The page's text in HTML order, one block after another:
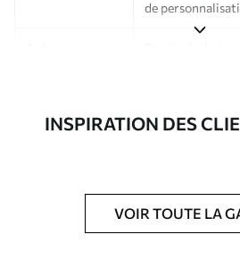
de
Finition Semi-mate
Vernis
INSPIRATION DES
VOIR TOUTE LA